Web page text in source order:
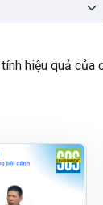
hiệu quả
trong bối